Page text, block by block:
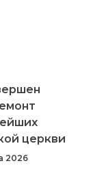
церкви
2026